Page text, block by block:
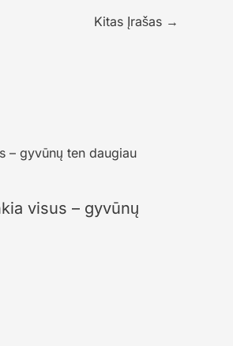
Kitas Įrašas →
visus – gyvūnų